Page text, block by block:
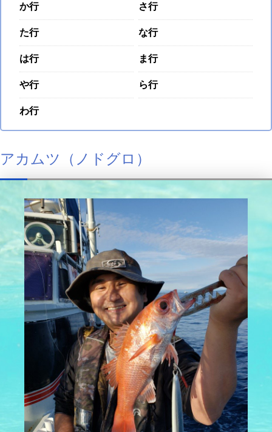
か行 さ行
た行 な行
は行 ま行
や行 ら行
わ行
アカムツ（ノドグロ）